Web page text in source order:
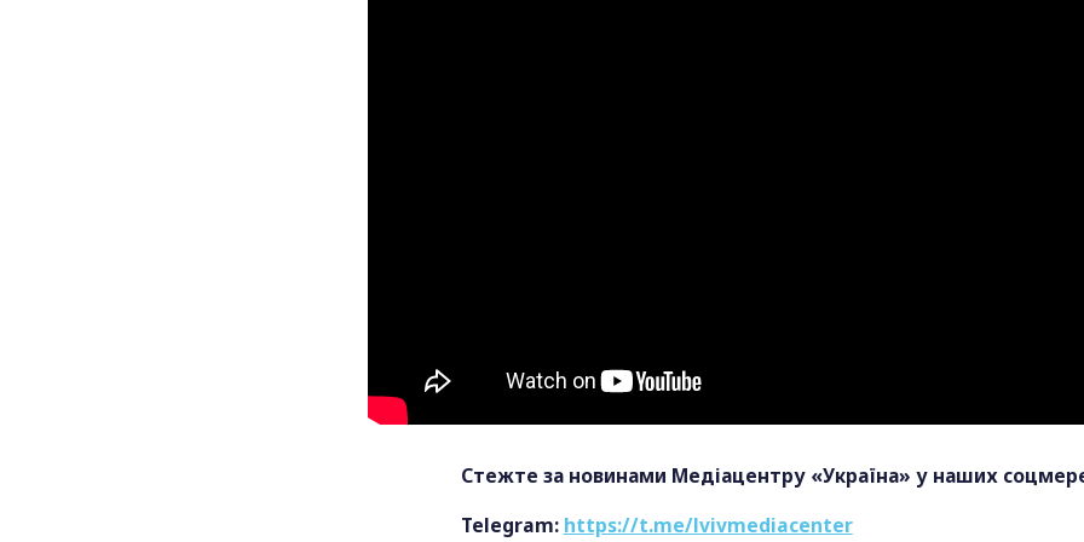
Стежте за новинами Медіацентру «Україна» у наших
Telegram: https://t.me/lvivmediacenter